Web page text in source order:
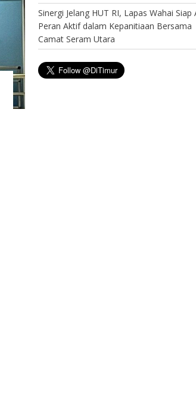
Sinergi Jelang HUT RI, Lapas Wahai Siap
Peran Aktif dalam Kepanitiaan Bersama
Camat Seram Utara